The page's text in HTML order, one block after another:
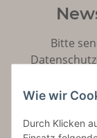
Bitte
widerruflich
Wie wir
Durch Klicken